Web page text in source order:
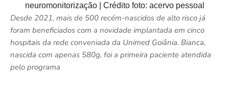
neuromonitorização | Crédito foto: acervo pessoal
Desde 2021, mais de 500 recém-nascidos de alto risco já
foram beneficiados com a novidade implantada em cinco
hospitais da rede conveniada da Unimed Goiânia. Bianca,
nascida com apenas 580g, foi a primeira paciente atendida
pelo programa